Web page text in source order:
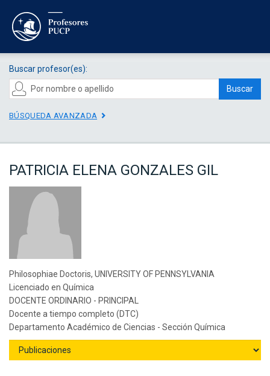
Buscar profesor(es):
Buscar
BÚSQUEDA AVANZADA
PATRICIA ELENA GONZALES GIL
Philosophiae Doctoris, UNIVERSITY OF PENNSYLVANIA
Licenciado en Química
DOCENTE ORDINARIO - PRINCIPAL
Docente a tiempo completo (DTC)
Departamento Académico de Ciencias - Sección Química